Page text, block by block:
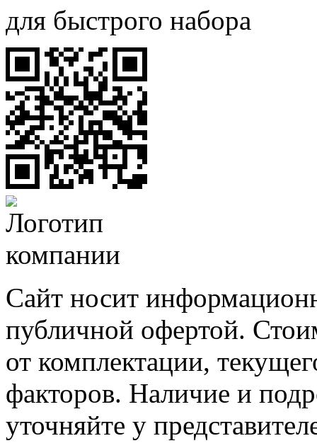
для быстрого набора
Сайт носит
публичной офертой.
от комплектации,
факторов. Наличие и
уточняйте у